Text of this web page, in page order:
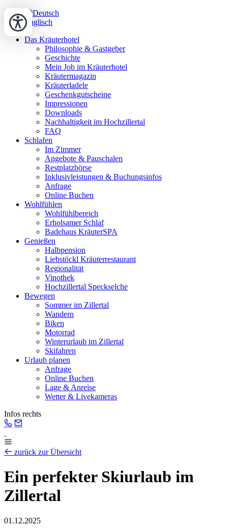
Deutsch
Englisch
Das Kräuterhotel
Philosophie & Gastgeber
Geschichte
Mein Job im Kräuterhotel
Kräutermagazin
Kräuterladele
Geschenkgutscheine
Impressionen
Downloads
Nachhaltigkeit im Hochzillertal
FAQ
Schlafen
Im Zimmer
Angebote & Pauschalen
Restplatzbörse
Inklusivleistungen & Buchungsinfos
Anfrage
Online Buchen
Wohlfühlen
Wohlfühlbereich
Erholsamer Schlaf
Badehaus KräuterSPA
Genießen
Halbpension
Liebstöckl Kräuterrestaurant
Regionalität
Vinothek
Hochzillertal Speckselche
Bewegen
Sommer im Zillertal
Wandern
Biken
Motorrad
Winterurlaub im Zillertal
Skifahren
Urlaub planen
Anfrage
Online Buchen
Lage & Anreise
Wetter & Livekameras
Infos rechts
zurück zur Übersicht
Ein perfekter Skiurlaub im
Zillertal
01.12.2025